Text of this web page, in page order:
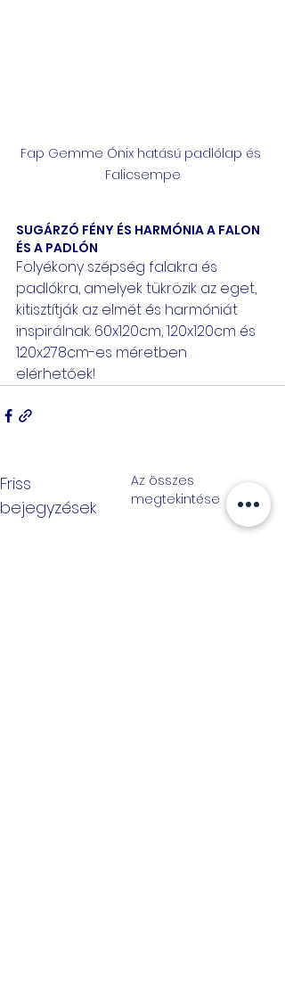
Fap Gemme Ónix hatású padlólap és
Falicsempe
SUGÁRZÓ FÉNY ÉS HARMÓNIA A FALON
ÉS A PADLÓN
Folyékony szépség falakra és
padlókra, amelyek tükrözik az eget,
kitisztítják az elmét és harmóniát
inspirálnak. 60x120cm, 120x120cm és
120x278cm-es méretben
elérhetőek!
Friss
bejegyzések
Az összes
megtekintése